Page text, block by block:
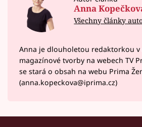
Anna
Všechny články
Anna je dlouholetou redaktorkou v
magazínové tvorby na webech TV
se stará o obsah na webu Prima
(anna.kopeckova@iprima.cz)